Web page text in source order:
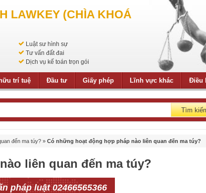
LAWKEY (CHÌA KHOÁ
Luật sư hình sự
Tư vấn đất đai
Dịch vụ kế toán trọn gói
trí tuệ Đầu tư Giấy phép Lĩnh vực khác Điều
Tìm
đến ma túy? » Có những hoạt động hợp pháp nào liên quan đến ma túy?
liên quan đến ma túy?
pháp luật 02466565366